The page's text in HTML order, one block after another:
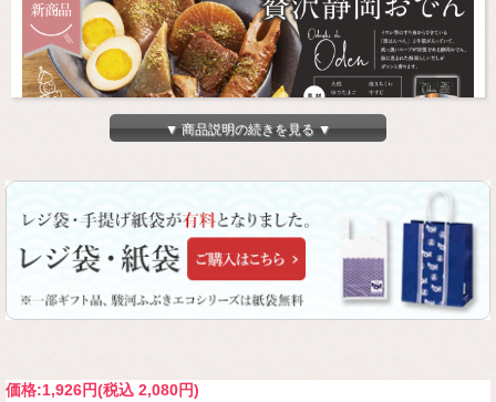
静岡おでんは黒い出汁が特徴で、ホロホロの牛すじや静岡名物黒はんぺんなどの具
▼ 商品説明の続きを見る ▼
価格:1,926円(税込 2,080円)